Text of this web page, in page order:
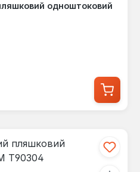
одноштоковий